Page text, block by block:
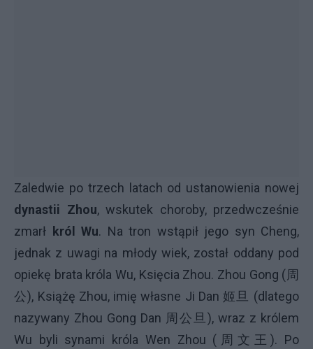
Zaledwie po trzech latach od ustanowienia nowej
dynastii Zhou, wskutek choroby, przedwcześnie
zmarł król Wu. Na tron wstąpił jego syn Cheng,
jednak z uwagi na młody wiek, został oddany pod
opiekę brata króla Wu, Księcia Zhou. Zhou Gong (周
公), Książę Zhou, imię własne Ji Dan 姬旦 (dlatego
nazywany Zhou Gong Dan 周公旦), wraz z królem
Wu byli synami króla Wen Zhou (周文王). Po